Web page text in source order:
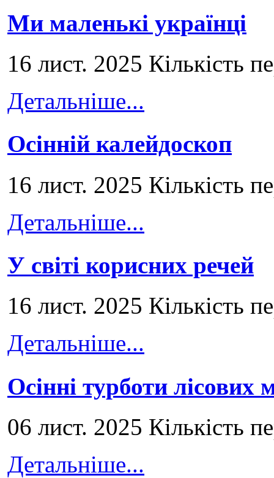
Ми маленькі українці
16 лист. 2025 Кількість
Детальніше...
Осінній калейдоскоп
16 лист. 2025 Кількість
Детальніше...
У світі корисних речей
16 лист. 2025 Кількість
Детальніше...
Осінні турботи лісових
06 лист. 2025 Кількість
Детальніше...